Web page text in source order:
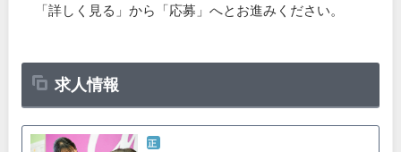
「詳しく見る」から「応募」へとお進みください。
求人情報
正